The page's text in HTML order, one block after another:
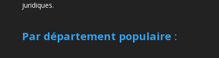
juridiques.
Par département populaire: